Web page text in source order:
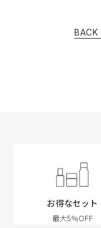
BACK
お得なセット
最大5％OFF